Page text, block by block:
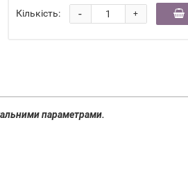
Кількість: +
-
параметрами.